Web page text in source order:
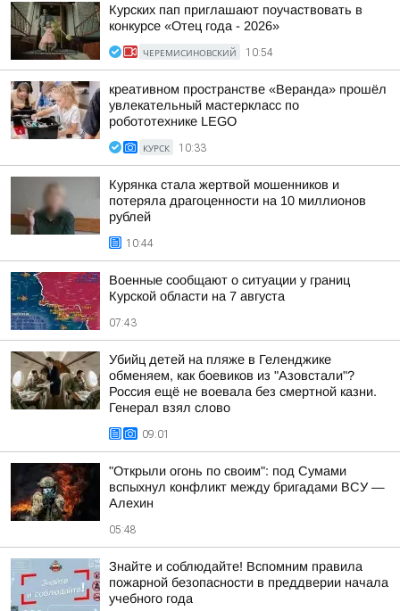
Курских пап приглашают поучаствовать в
конкурсе «Отец года - 2026»
ЧЕРЕМИСИНОВСКИЙ 10:54
креативном пространстве «Веранда» прошёл
увлекательный мастеркласс по
робототехнике LEGO
КУРСК 10:33
Курянка стала жертвой мошенников и
потеряла драгоценности на 10 миллионов
рублей
10:44
Военные сообщают о ситуации у границ
Курской области на 7 августа
07:43
Убийц детей на пляже в Геленджике
обменяем, как боевиков из "Азовстали"?
Россия ещё не воевала без смертной казни.
Генерал взял слово
09:01
"Открыли огонь по своим": под Сумами
вспыхнул конфликт между бригадами ВСУ —
Алехин
05:48
Знайте и соблюдайте! Вспомним правила
пожарной безопасности в преддверии начала
учебного года